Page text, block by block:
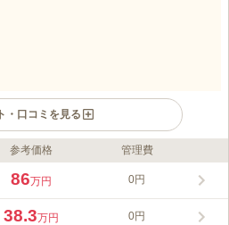
・口コミを見る
クセスが良好な霊園です。個人専用の庭
たでも利用可能で、継承者が不要なため安
参考価格 管理費
86万円 0円
38.3万円 0円